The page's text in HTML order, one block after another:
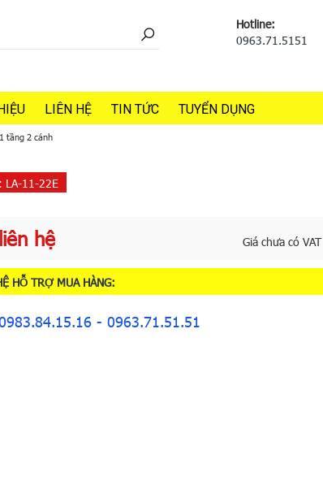
Hotline:
0963.71.5151
LIÊN HỆ TIN TỨC TUYỂN DỤNG
tầng 2 cánh
LA-11-22E
hệ Giá chưa có VAT
HỖ TRỢ MUA HÀNG:
- 0963.71.51.51